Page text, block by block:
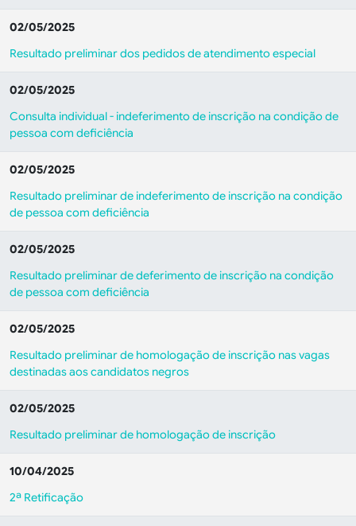
02/05/2025
Resultado preliminar dos pedidos de atendimento especial
02/05/2025
Consulta individual - indeferimento de inscrição na condição de
pessoa com deficiência
02/05/2025
Resultado preliminar de indeferimento de inscrição na condição
de pessoa com deficiência
02/05/2025
Resultado preliminar de deferimento de inscrição na condição
de pessoa com deficiência
02/05/2025
Resultado preliminar de homologação de inscrição nas vagas
destinadas aos candidatos negros
02/05/2025
Resultado preliminar de homologação de inscrição
10/04/2025
2ª Retificação